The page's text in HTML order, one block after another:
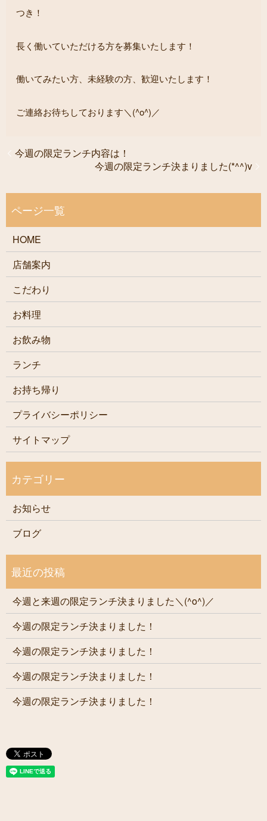
つき！
長く働いていただける方を募集いたします！
働いてみたい方、未経験の方、歓迎いたします！
ご連絡お待ちしております＼(^o^)／
今週の限定ランチ内容は！
今週の限定ランチ決まりました(*^^)v
HOME
店舗案内
こだわり
お料理
お飲み物
ランチ
お持ち帰り
プライバシーポリシー
サイトマップ
お知らせ
ブログ
今週と来週の限定ランチ決まりました＼(^o^)／
今週の限定ランチ決まりました！
今週の限定ランチ決まりました！
今週の限定ランチ決まりました！
今週の限定ランチ決まりました！